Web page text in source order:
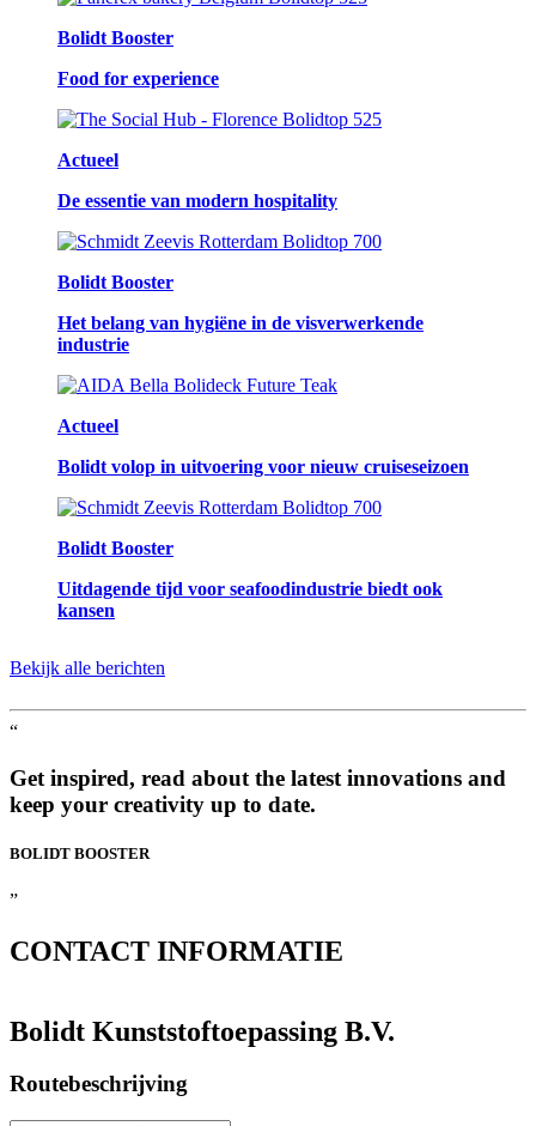
Bolidt Booster
Food for experience
Actueel
De essentie van modern hospitality
Bolidt Booster
Het belang van hygiëne in de visverwerkende
industrie
Actueel
Bolidt volop in uitvoering voor nieuw cruiseseizoen
Bolidt Booster
Uitdagende tijd voor seafoodindustrie biedt ook
kansen
Bekijk alle berichten
“
Get inspired, read about the latest innovations and
keep your creativity up to date.
BOLIDT BOOSTER
”
CONTACT INFORMATIE
Bolidt Kunststoftoepassing B.V.
Routebeschrijving